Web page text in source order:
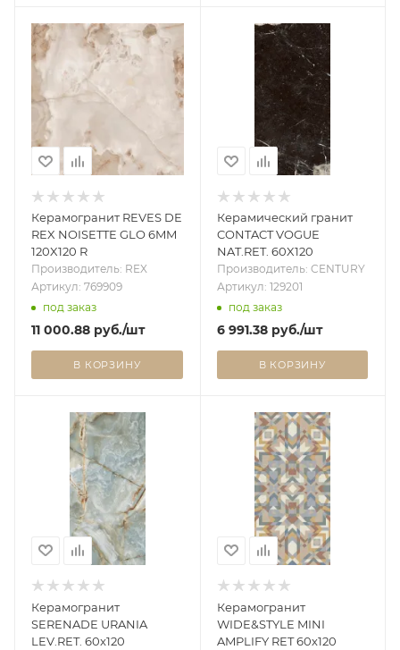
Керамогранит REVES DE
REX NOISETTE GLO 6MM
120X120 R
Производитель: REX
Артикул: 769909
под заказ
11 000.88 руб./шт
В КОРЗИНУ
Керамический гранит
CONTACT VOGUE
NAT.RET. 60X120
Производитель: CENTURY
Артикул: 129201
под заказ
6 991.38руб./шт
В КОРЗИНУ
Керамогранит
SERENADE URANIA
LEV.RET. 60x120
Керамогранит
WIDE&STYLE MINI
AMPLIFY RET 60х120